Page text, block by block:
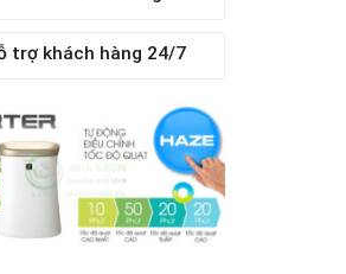
trợ khách hàng 24/7